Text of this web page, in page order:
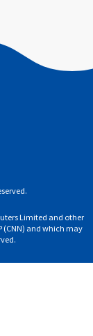
Limited and other
(CNN) and which may